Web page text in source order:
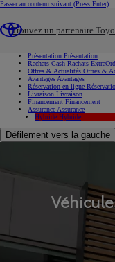
Passer au contenu suivant (Press Enter)
Trouvez un partenaire
Présentation Présentation
Rachats Cash Rachats
Offres & Actualités Offres &
Avantages Avantages
Réservation en ligne
Livraison Livraison
Financement Financement
Assurance Assurance
Hybride Hybride
Défilement vers la gauche